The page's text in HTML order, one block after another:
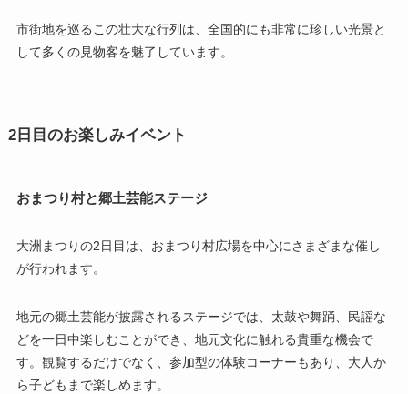
市街地を巡るこの壮大な行列は、全国的にも非常に珍しい光景と
して多くの見物客を魅了しています。
2日目のお楽しみイベント
おまつり村と郷土芸能ステージ
大洲まつりの2日目は、おまつり村広場を中心にさまざまな催し
が行われます。
地元の郷土芸能が披露されるステージでは、太鼓や舞踊、民謡な
どを一日中楽しむことができ、地元文化に触れる貴重な機会で
す。観覧するだけでなく、参加型の体験コーナーもあり、大人か
ら子どもまで楽しめます。